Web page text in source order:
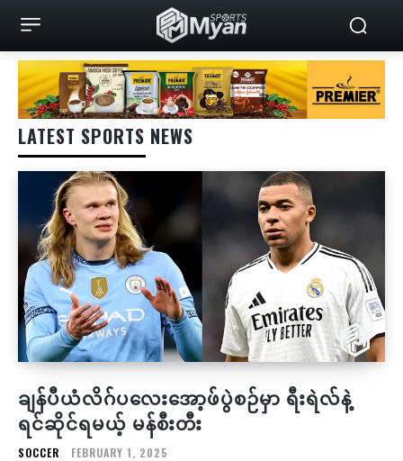
LATEST SPORTS NEWS
ချန်ပီယံလိဂ်ပလေးအော့ဖ်ပွဲစဉ်မှာ ရီးရဲလ်နဲ့
ရင်ဆိုင်ရမယ့် မန်စီးတီး
SOCCER FEBRUARY 1, 2025